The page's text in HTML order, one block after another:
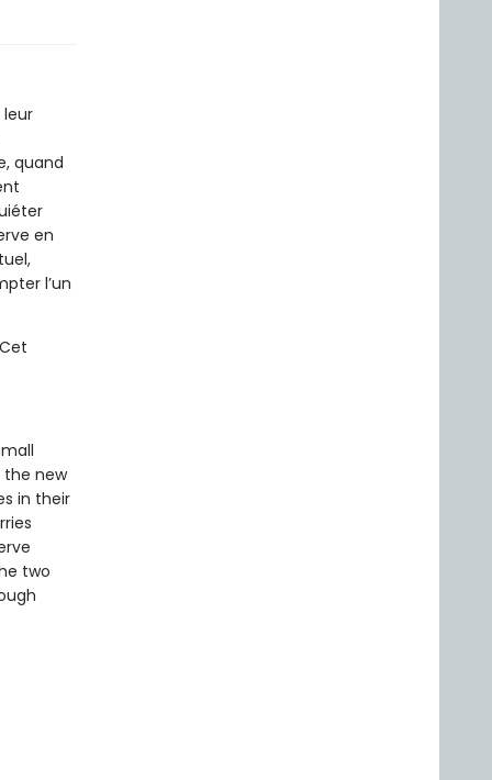
quand
en
l’un
the new
in their
two